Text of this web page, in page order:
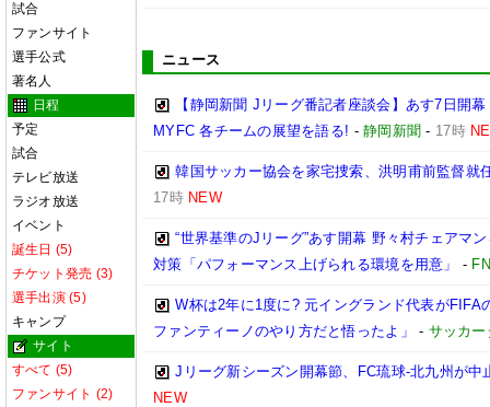
試合
ファンサイト
選手公式
著名人
日程
予定
試合
テレビ放送
ラジオ放送
イベント
誕生日 (5)
チケット発売 (3)
選手出演 (5)
キャンプ
サイト
すべて (5)
ファンサイト (2)
ニュース
【静岡新聞 Jリーグ番記者座談会】あす7日開
MYFC 各チームの展望を語る! -静岡新聞 - 17時
韓国サッカー協会を家宅捜索、洪明甫前監督就
17時 NEW
“世界基準のJリーグ”あす開幕 野々村チェアマ
対策「パフォーマンス上げられる環境を用意」
-
W杯は2年に1度に? 元イングランド代表が
ファンティーノのやり方だと悟ったよ」
- サッカ
Jリーグ新シーズン開幕節、FC琉球-北九州が中
NEW